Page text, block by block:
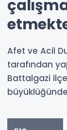
Afet ve Acil
tarafından
Battalgazi